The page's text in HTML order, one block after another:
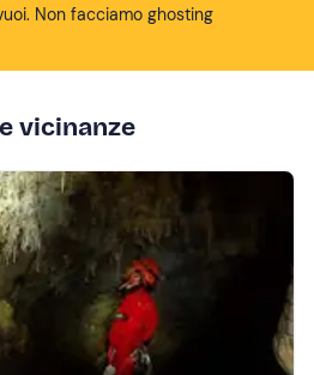
Non facciamo ghosting
vicinanze